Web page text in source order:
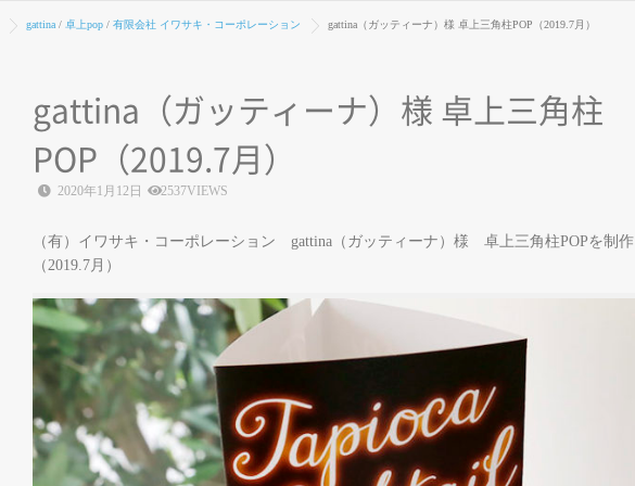
gattina / 卓上pop / 有限会社 イワサキ・コーポレーション gattina（ガッティーナ）様 卓上三角柱POP（2019.7月）
gattina（ガッティーナ）様 卓上三角柱
POP（2019.7月）
2020年1月12日 2537VIEWS
（有）イワサキ・コーポレーション gattina（ガッティーナ）様 卓上三角柱POPを制
（2019.7月）